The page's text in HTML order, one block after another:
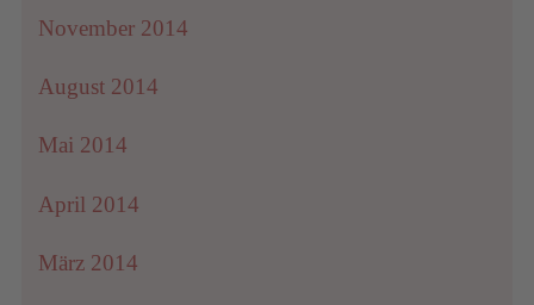
November 2014
August 2014
Mai 2014
April 2014
März 2014